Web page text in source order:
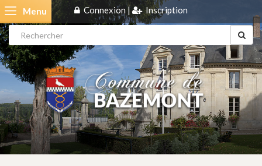
Menu Connexion| Inscription